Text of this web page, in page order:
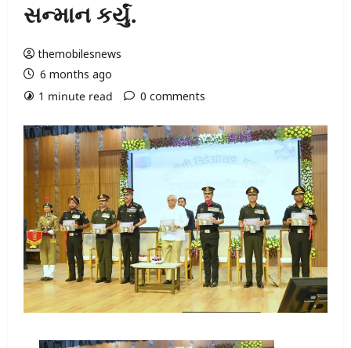
સન્માન કર્યું.
themobilesnews
6 months ago
1 minute read
0 comments